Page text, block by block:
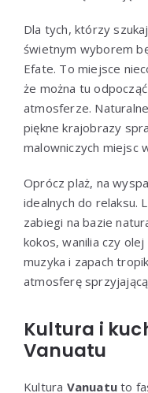
Dla tych, którzy
świetnym wyborem
Efate. To miejsce
że można tu
atmosferze.
piękne krajobrazy
malowniczych miejsc
Oprócz plaż, na
idealnych do relaksu.
zabiegi na bazie
kokos, wanilia czy
muzyka i zapach
atmosferę
Kultura i
Vanuatu
Kultura Vanuatu to